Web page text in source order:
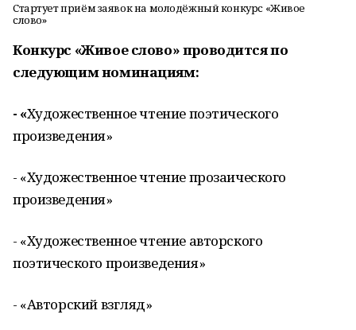
Стартует приём заявок на молодёжный конкурс «Живое
слово»
Конкурс «Живое слово» проводится по
следующим номинациям:
- «Художественное чтение поэтического
произведения»
- «Художественное чтение прозаического
произведения»
- «Художественное чтение авторского
поэтического произведения»
- «Авторский взгляд»